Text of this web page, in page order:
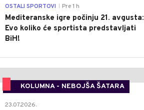
OSTALI SPORTOVI Pre 1 h
Mediteranske igre počinju 21. avgusta:
Evo koliko će sportista predstavljati
BiH!
KOLUMNA - NEBOJŠA ŠATARA
23.07.2026.